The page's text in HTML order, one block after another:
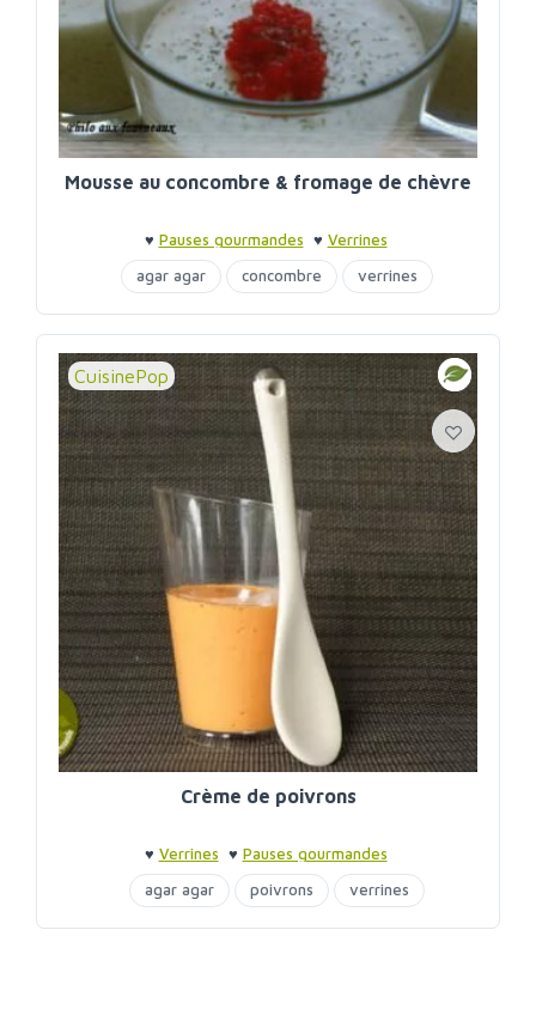
Mousse au concombre & fromage de chèvre
♥ Pauses gourmandes ♥ Verrines
agar agar
concombre verrines
CuisinePop
Crème de poivrons
♥ Verrines ♥ Pauses gourmandes
agar agar
poivrons verrines